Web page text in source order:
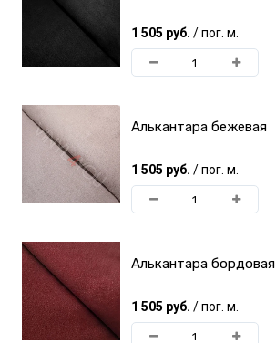
1 505 руб. / пог. м.
Алькантара бежевая
1 505 руб. / пог. м.
Алькантара бордовая
1 505 руб. / пог. м.